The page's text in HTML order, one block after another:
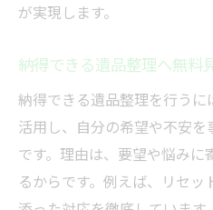
が実現します。
納得できる遺品整理へ無料
納得できる遺品整理を行う
活用し、自分の希望や不安
です。理由は、要望や悩み
るからです。例えば、リセッ